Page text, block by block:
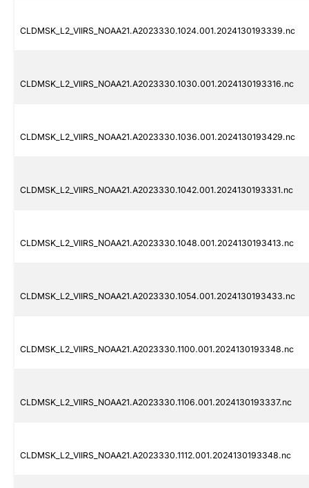
CLDMSK_L2_VIIRS_NOAA21.A2023330.1024.001.2024130193339.nc
CLDMSK_L2_VIIRS_NOAA21.A2023330.1030.001.2024130193316.nc
CLDMSK_L2_VIIRS_NOAA21.A2023330.1036.001.2024130193429.nc
CLDMSK_L2_VIIRS_NOAA21.A2023330.1042.001.2024130193331.nc
CLDMSK_L2_VIIRS_NOAA21.A2023330.1048.001.2024130193413.nc
CLDMSK_L2_VIIRS_NOAA21.A2023330.1054.001.2024130193433.nc
CLDMSK_L2_VIIRS_NOAA21.A2023330.1100.001.2024130193348.nc
CLDMSK_L2_VIIRS_NOAA21.A2023330.1106.001.2024130193337.nc
CLDMSK_L2_VIIRS_NOAA21.A2023330.1112.001.2024130193348.nc